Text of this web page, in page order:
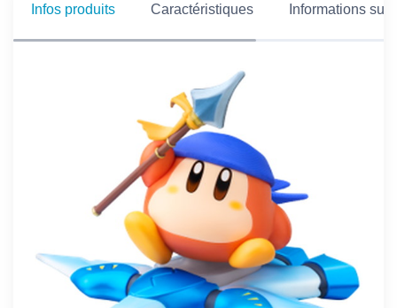
Infos produits Caractéristiques Informations